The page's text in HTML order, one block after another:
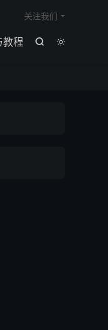


教程
关注我们